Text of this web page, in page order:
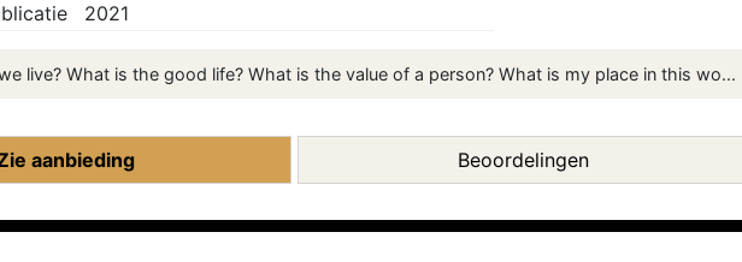
2021
live? What is the good life? What is the value of a person? What is my place in this wo...
aanbieding Beoordelingen